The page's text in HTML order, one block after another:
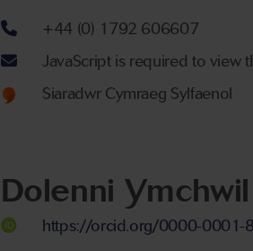
Rhif ffôn
+44 (0) 1792 606607
Cyfeiriad ebost
JavaScript is required to view
Welsh language
Siaradwr Cymraeg Sylfaenol
Dolenni Ymchwil
https://orcid.org/0000-0001-